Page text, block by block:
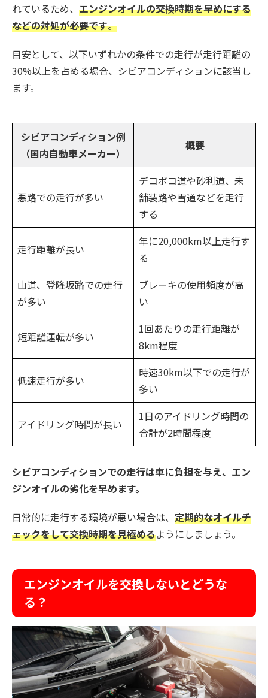
れているため、 エンジンオイルの交換時期を早めにする
などの対処が必要です。
目安として、以下いずれかの条件での走行が走行距離の
30%以上を占める場合、シビアコンディションに該当し
ます。
シビアコンディション例
（国内自動車メーカー）
概要
悪路での走行が多い
デコボコ道や砂利道、未
舗装路や雪道などを走行
する
走行距離が長い
年に20,000km以上走行す
る
山道、登降坂路での走行
が多い
ブレーキの使用頻度が高
い
短距離運転が多い
1回あたりの走行距離が
8km程度
低速走行が多い
時速30km以下での走行が
多い
アイドリング時間が長い
1日のアイドリング時間の
合計が2時間程度
シビアコンディションでの走行は車に負担を与え、エン
ジンオイルの劣化を早めます。
日常的に走行する環境が悪い場合は、 定期的なオイルチ
ェックをして交換時期を見極めるようにしましょう。
エンジンオイルを交換しないとどうな
る？